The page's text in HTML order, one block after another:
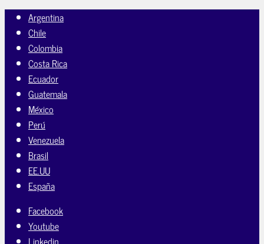
Argentina
Chile
Colombia
Costa Rica
Ecuador
Guatemala
México
Perú
Venezuela
Brasil
EE.UU
España
Facebook
Youtube